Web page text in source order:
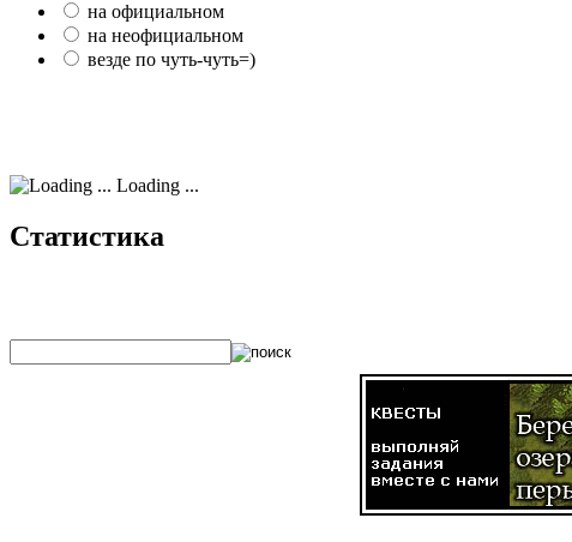
на официальном
на неофициальном
везде по чуть-чуть=)
Loading ...
Статистика